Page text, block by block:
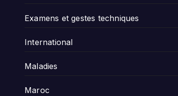
Examens et gestes techniques
International
Maladies
Maroc